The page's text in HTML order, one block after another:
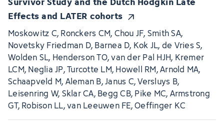
Effects and LATER cohorts
Moskowitz C, Ronckers CM, Chou JF, Smith SA,
Novetsky Friedman D, Barnea D, Kok JL, de Vries S,
Wolden SL, Henderson TO, van der Pal HJH, Kremer
LCM, Neglia JP, Turcotte LM, Howell RM, Arnold MA,
Schaapveld M, Aleman B, Janus C, Versluys B,
Leisenring W, Sklar CA, Begg CB, Pike MC, Armstrong
GT, Robison LL, van Leeuwen FE, Oeffinger KC